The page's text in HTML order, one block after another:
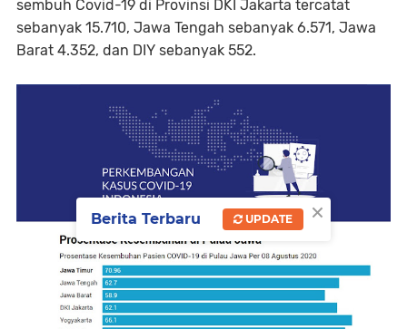
sembuh Covid-19 di Provinsi DKI Jakarta tercatat
sebanyak 15.710, Jawa Tengah sebanyak 6.571, Jawa
Barat 4.352, dan DIY sebanyak 552.
×
Berita Terbaru UPDATE